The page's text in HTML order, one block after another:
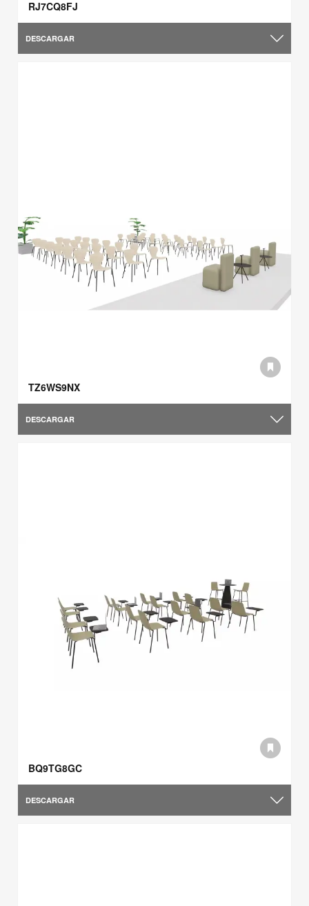
RJ7CQ8FJ
DESCARGAR
TZ6WS9NX
DESCARGAR
BQ9TG8GC
DESCARGAR